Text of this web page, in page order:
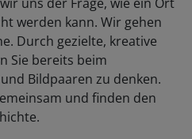
werden kann. Wir gehen
Durch gezielte, kreative
Sie bereits beim
Bildpaaren zu denken.
und finden den